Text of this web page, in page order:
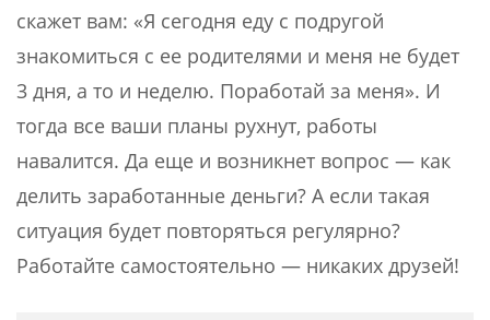
скажет вам: «Я сегодня еду с подругой
знакомиться с ее родителями и меня не будет
3 дня, а то и неделю. Поработай за меня». И
тогда все ваши планы рухнут, работы
навалится. Да еще и возникнет вопрос — как
делить заработанные деньги? А если такая
ситуация будет повторяться регулярно?
Работайте самостоятельно — никаких друзей!